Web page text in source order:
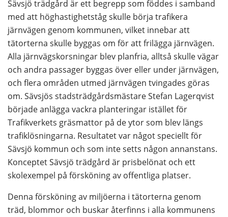
Sävsjö trädgård är ett begrepp som föddes i samband
med att höghastighetståg skulle börja trafikera
järnvägen genom kommunen, vilket innebar att
tätorterna skulle byggas om för att frilägga järnvägen.
Alla järnvägskorsningar blev planfria, alltså skulle vägar
och andra passager byggas över eller under järnvägen,
och flera områden utmed järnvägen tvingades göras
om. Sävsjös stadsträdgårdsmästare Stefan Lagerqvist
började anlägga vackra planteringar istället för
Trafikverkets gräsmattor på de ytor som blev längs
trafiklösningarna. Resultatet var något speciellt för
Sävsjö kommun och som inte setts någon annanstans.
Konceptet Sävsjö trädgård är prisbelönat och ett
skolexempel på försköning av offentliga platser.
Denna försköning av miljöerna i tätorterna genom
träd, blommor och buskar återfinns i alla kommunens